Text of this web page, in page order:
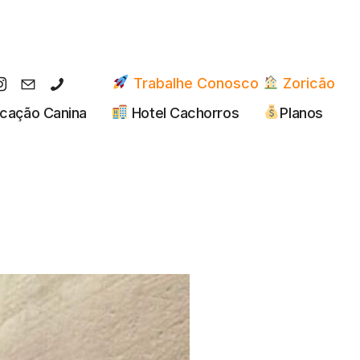
Trabalhe Conosco
Zoricão
Canina Hotel Cachorros Planos